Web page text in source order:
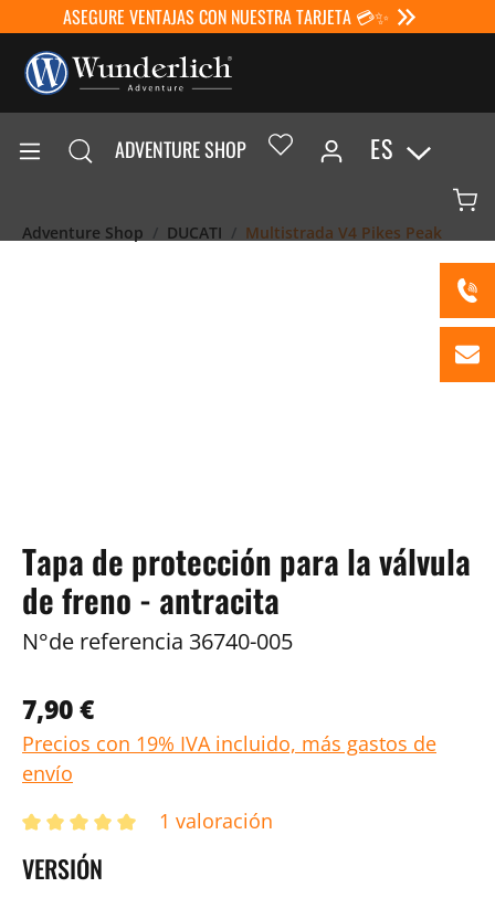
ASEGURE VENTAJAS CON NUESTRA TARJETA 💳✨
ADVENTURE SHOP ES
Adventure Shop DUCATI Multistrada V4 Pikes Peak
Tapa de protección para la válvula
de freno - antracita
N°de referencia 36740-005
7,90 €
Precios con 19% IVA incluido, más gastos de
envío
1 valoración
VERSIÓN